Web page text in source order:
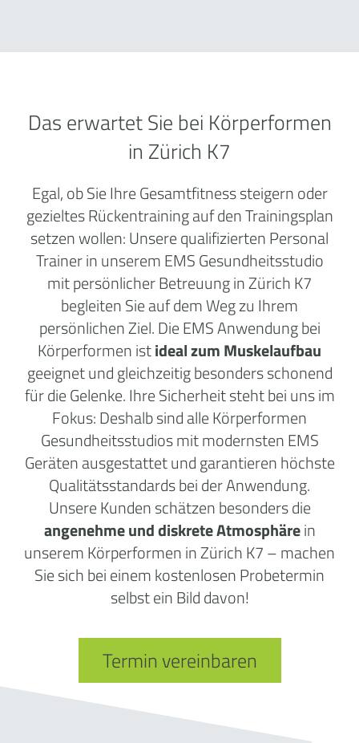
Das erwartet Sie bei Körperformen
in Zürich K7
Egal, ob Sie Ihre Gesamtfitness steigern oder
gezieltes Rückentraining auf den Trainingsplan
setzen wollen: Unsere qualifizierten Personal
Trainer in unserem EMS Gesundheitsstudio
mit persönlicher Betreuung in Zürich K7
begleiten Sie auf dem Weg zu Ihrem
persönlichen Ziel. Die EMS Anwendung bei
Körperformen istideal zum Muskelaufbau
geeignet und gleichzeitig besonders schonend
für die Gelenke. Ihre Sicherheit steht bei uns im
Fokus: Deshalb sind alle Körperformen
Gesundheitsstudios mit modernsten EMS
Geräten ausgestattet und garantieren höchste
Qualitätsstandards bei der Anwendung.
Unsere Kunden schätzen besonders die
angenehme und diskrete Atmosphärein
unserem Körperformen in Zürich K7 – machen
Sie sich bei einem kostenlosen Probetermin
selbst ein Bild davon!
Termin vereinbaren